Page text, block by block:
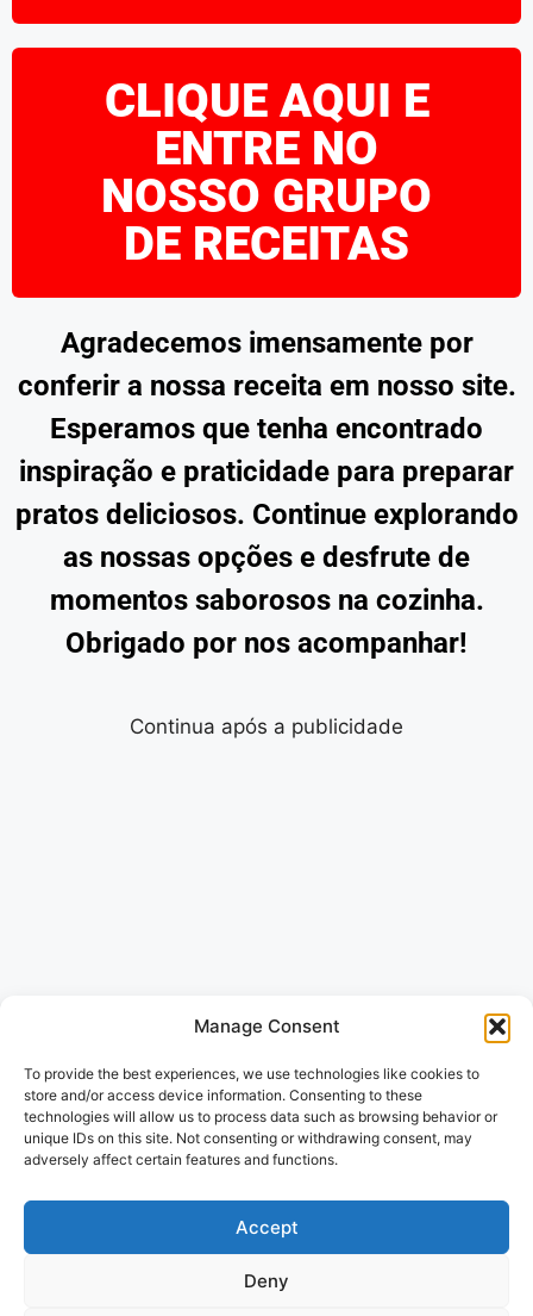
Manage Consent
To provide the best experiences, we use technologies like cookies to
store and/or access device information. Consenting to these
technologies will allow us to process data such as browsing behavior or
unique IDs on this site. Not consenting or withdrawing consent, may
adversely affect certain features and functions.
Accept
Deny
CLIQUE AQUI E
ENTRE NO
NOSSO GRUPO
DE RECEITAS
Agradecemos imensamente por
conferir a nossa receita em nosso site.
Esperamos que tenha encontrado
inspiração e praticidade para preparar
pratos deliciosos. Continue explorando
as nossas opções e desfrute de
momentos saborosos na cozinha.
Obrigado por nos acompanhar!
Continua após a publicidade